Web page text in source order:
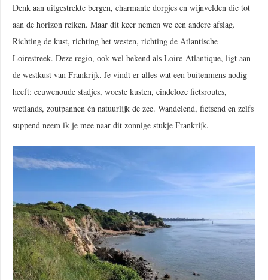
Denk aan uitgestrekte bergen, charmante dorpjes en wijnvelden die tot
aan de horizon reiken. Maar dit keer nemen we een andere afslag.
Richting de kust, richting het westen, richting de Atlantische
Loirestreek. Deze regio, ook wel bekend als Loire-Atlantique, ligt aan
de westkust van Frankrijk. Je vindt er alles wat een buitenmens nodig
heeft: eeuwenoude stadjes, woeste kusten, eindeloze fietsroutes,
wetlands, zoutpannen én natuurlijk de zee. Wandelend, fietsend en zelfs
suppend neem ik je mee naar dit zonnige stukje Frankrijk.